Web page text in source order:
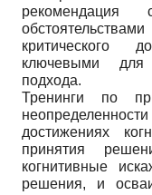
рекомендация
критического
ключевыми для
подхода.
Тренинги по
достижениях
принятия
когнитивные
решения, и